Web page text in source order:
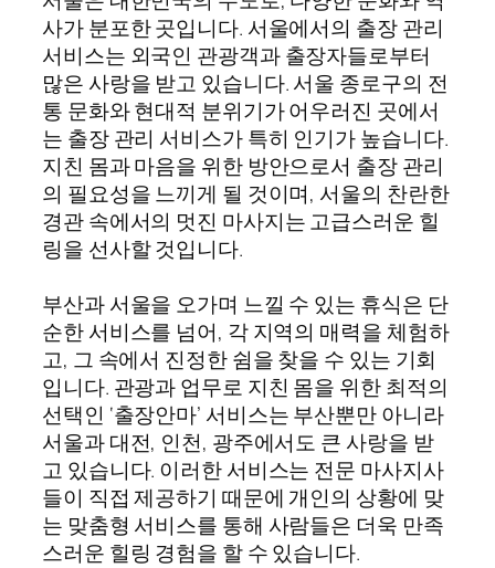
사가 분포한 곳입니다. 서울에서의 출장 관리
서비스는 외국인 관광객과 출장자들로부터
많은 사랑을 받고 있습니다. 서울 종로구의 전
통 문화와 현대적 분위기가 어우러진 곳에서
는 출장 관리 서비스가 특히 인기가 높습니다.
지친 몸과 마음을 위한 방안으로서 출장 관리
의 필요성을 느끼게 될 것이며, 서울의 찬란한
경관 속에서의 멋진 마사지는 고급스러운 힐
링을 선사할 것입니다.
부산과 서울을 오가며 느낄 수 있는 휴식은 단
순한 서비스를 넘어, 각 지역의 매력을 체험하
고, 그 속에서 진정한 쉼을 찾을 수 있는 기회
입니다. 관광과 업무로 지친 몸을 위한 최적의
선택인 ‘출장안마’ 서비스는 부산뿐만 아니라
서울과 대전, 인천, 광주에서도 큰 사랑을 받
고 있습니다. 이러한 서비스는 전문 마사지사
들이 직접 제공하기 때문에 개인의 상황에 맞
는 맞춤형 서비스를 통해 사람들은 더욱 만족
스러운 힐링 경험을 할 수 있습니다.